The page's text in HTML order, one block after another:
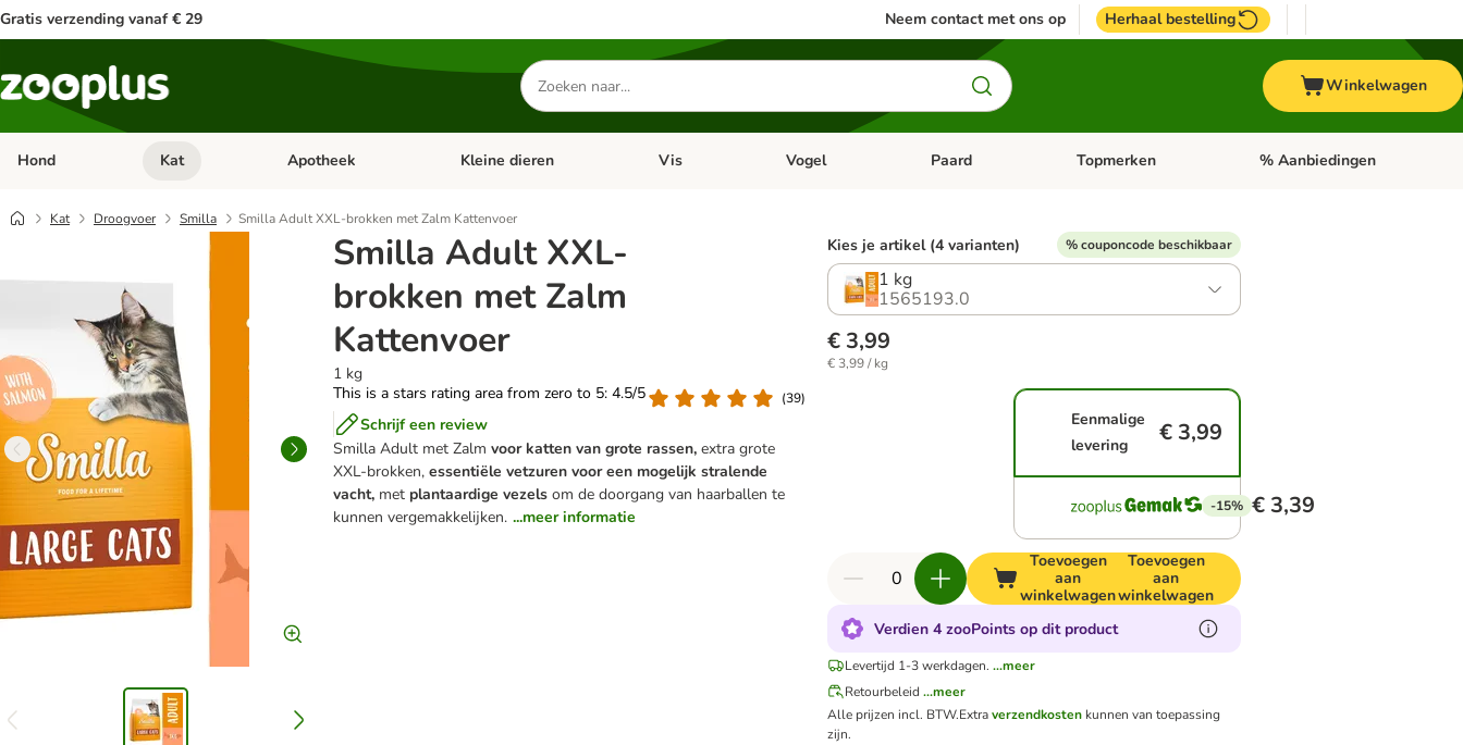
Gratis verzending vanaf € 29 Neem contact met ons op Herhaal bestelling
Zoeken
naar
producten
Winkelwagen
Hond Open categorie menu: Hond
Kat Open categorie menu: Kat
Apotheek Open categorie menu: Apotheek
Kleine dieren Open categorie menu: Kleine dieren
Vis Open categorie menu: Vis
Vogel Open categorie menu: Vogel
Paard Open categorie menu: Paard
Topmerken Open categorie menu:
% Aanbiedingen
Kat Droogvoer Smilla Smilla Adult XXL-brokken met Zalm Kattenvoer
Smilla Adult XXL-
brokken met Zalm
Kattenvoer
1 kg
This is a stars rating area from zero to 5: 4.5/5
(39)
Schrijf een review
Smilla Adult met Zalm voor katten van grote rassen, extra grote
XXL-brokken, essentiële vetzuren voor een mogelijk stralende
vacht, met plantaardige vezels om de doorgang van haarballen te
kunnen vergemakkelijken. ...meer informatie
Kies je artikel (4 varianten) % couponcode beschikbaar
1 kg
1565193.0
€ 3,99
€ 3,99 / kg
Eenmalige
levering
€ 3,99
-15% € 3,39
Toevoegen
aan
winkelwagen
Toevoegen
aan
winkelwagen
Verdien 4 zooPoints op dit product
Levertijd 1-3 werkdagen. ...meer
Retourbeleid ...meer
Alle prijzen incl. BTW.Extraverzendkosten kunnen van toepassing
zijn.